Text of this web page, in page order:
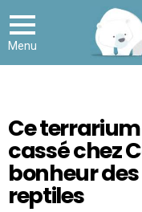
Menu
Ce terrarium
cassé chez
bonheur
reptiles